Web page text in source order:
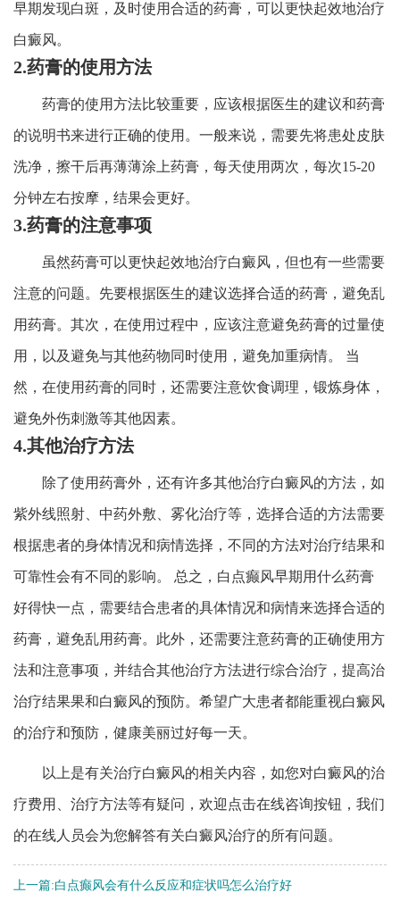
早期发现白斑，及时使用合适的药膏，可以更快起效地治疗
白癜风。
2.药膏的使用方法
药膏的使用方法比较重要，应该根据医生的建议和药膏
的说明书来进行正确的使用。一般来说，需要先将患处皮肤
洗净，擦干后再薄薄涂上药膏，每天使用两次，每次15-20
分钟左右按摩，结果会更好。
3.药膏的注意事项
虽然药膏可以更快起效地治疗白癜风，但也有一些需要
注意的问题。先要根据医生的建议选择合适的药膏，避免乱
用药膏。其次，在使用过程中，应该注意避免药膏的过量使
用，以及避免与其他药物同时使用，避免加重病情。 当
然，在使用药膏的同时，还需要注意饮食调理，锻炼身体，
避免外伤刺激等其他因素。
4.其他治疗方法
除了使用药膏外，还有许多其他治疗白癜风的方法，如
紫外线照射、中药外敷、雾化治疗等，选择合适的方法需要
根据患者的身体情况和病情选择，不同的方法对治疗结果和
可靠性会有不同的影响。 总之，白点癫风早期用什么药膏
好得快一点，需要结合患者的具体情况和病情来选择合适的
药膏，避免乱用药膏。此外，还需要注意药膏的正确使用方
法和注意事项，并结合其他治疗方法进行综合治疗，提高治
治疗结果果和白癜风的预防。希望广大患者都能重视白癜风
的治疗和预防，健康美丽过好每一天。
以上是有关治疗白癜风的相关内容，如您对白癜风的治
疗费用、治疗方法等有疑问，欢迎点击在线咨询按钮，我们
的在线人员会为您解答有关白癜风治疗的所有问题。
上一篇:白点癫风会有什么反应和症状吗怎么治疗好